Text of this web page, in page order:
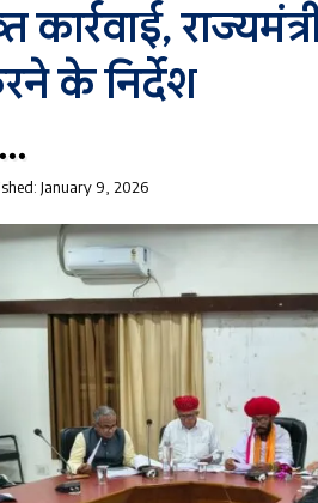
कार्रवाई,
के निर्देश
January 9, 2026